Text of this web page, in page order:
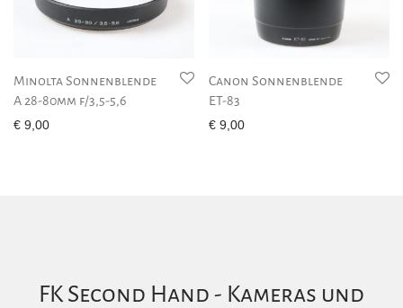
Minolta Sonnenblende
A 28-80mm f/3,5-5,6
€ 9,00
Canon Sonnenblende
ET-83
€ 9,00
FK Second Hand - Kameras und